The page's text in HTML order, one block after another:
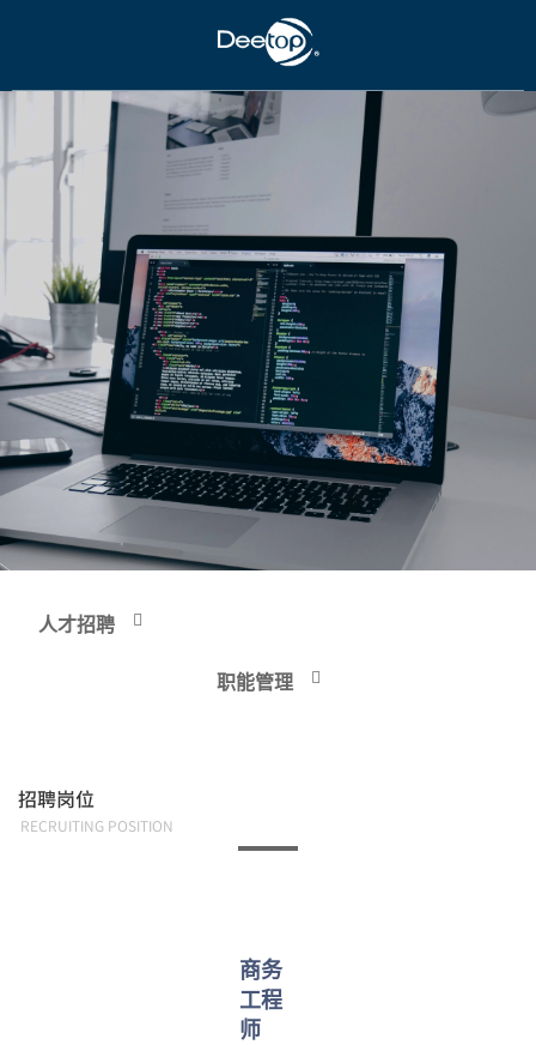
人才招聘
职能管理
招聘岗位
RECRUITING POSITION
商务
工程
师